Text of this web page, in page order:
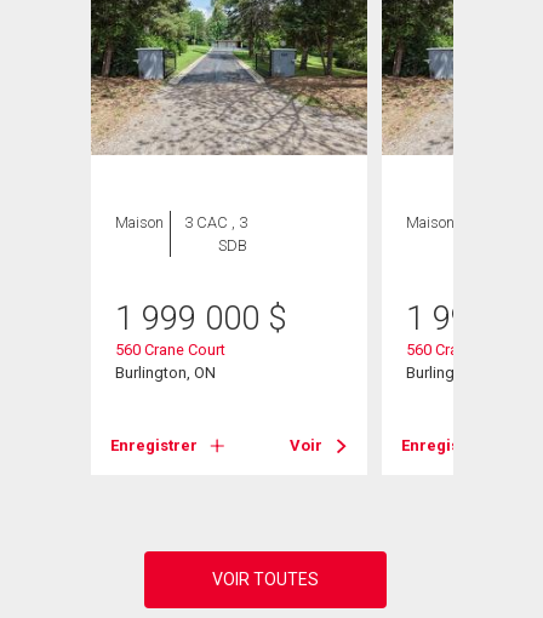
Maison
3 CAC , 3
SDB
1 999 000 $
560 Crane Court
Burlington, ON
Enregistrer Voir
Maison
1 999
560 Crane Court
Burlington, ON
Enregistrer